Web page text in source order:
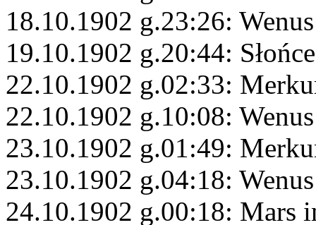
18.10.1902 g.23:26:
19.10.1902 g.20:44:
22.10.1902 g.02:33:
22.10.1902 g.10:08:
23.10.1902 g.01:49:
23.10.1902 g.04:18:
24.10.1902 g.00:18: Mars